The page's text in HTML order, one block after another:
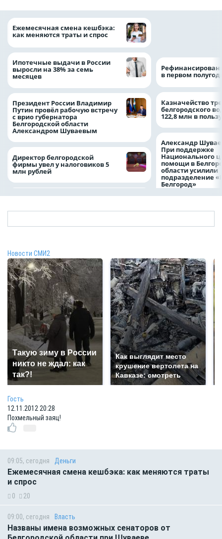
Ежемесячная смена кешбэка:
как меняются траты и спрос
Ипотечные выдачи в России
выросли на 38% за семь
месяцев
Президент России Владимир
Путин провёл рабочую встречу
с врио губернатора
Белгородской области
Александром Шуваевым
Директор белгородской
фирмы увел у налоговиков 5
млн рублей
в первом
Казначейство
белгородского
122,8 млн в
Александр
При поддержке
Национального
помощи в
области усилили
подразделение
Белгород»
Новости СМИ2
Такую зиму в России
никто не ждал: как
так?!
Как выглядит место
крушение вертолета на
Кавказе: смотреть
Гость
12.11.2012 20:28
Похмельный заяц!
09:05, сегодня Деньги
Ежемесячная смена кешбэка: как меняются траты
и спрос
0 20
09:00, сегодня Власть
Названы имена возможных сенаторов от